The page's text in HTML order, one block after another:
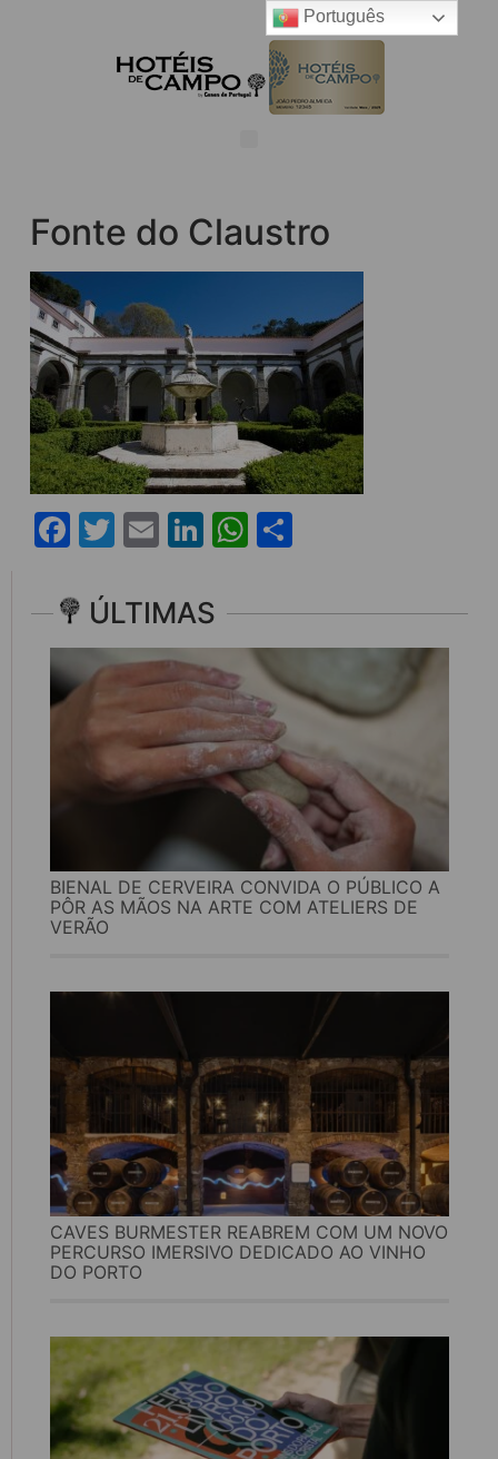
Fonte do Claustro
Facebook
Twitter
EmailLinkedIn
WhatsApp
ÚLTIMAS
BIENAL DE CERVEIRA CONVIDA O PÚBLICO A
PÔR AS MÃOS NA ARTE COM ATELIERS DE
VERÃO
CAVES BURMESTER REABREM COM UM NOVO
PERCURSO IMERSIVO DEDICADO AO VINHO
DO PORTO
Português